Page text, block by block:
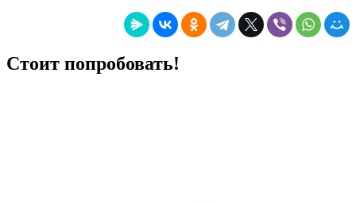
Стоит попробовать!